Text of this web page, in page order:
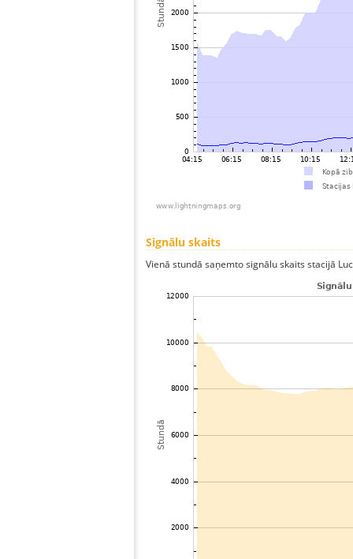
Signālu skaits
Vienā stundā saņemto signālu skaits stacijā